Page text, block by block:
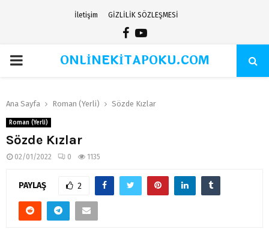
İletişim GİZLİLİK SÖZLEŞMESİ
Facebook
Youtube
PRIMARYONLİNEKİTAPOKU.COM
Ana Sayfa Roman (Yerli) Sözde Kızlar
Roman (Yerli)
Sözde Kızlar
02/01/2022 0 1135
PAYLAŞ 2